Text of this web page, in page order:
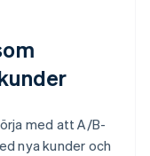
med att A/B-
nya kunder och